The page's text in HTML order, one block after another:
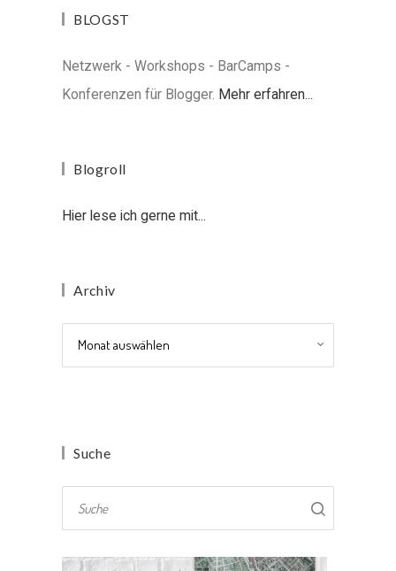
BLOGST
Netzwerk - Workshops - BarCamps -
Konferenzen für Blogger. Mehr erfahren...
Blogroll
Hier lese ich gerne mit...
Archiv
Suche